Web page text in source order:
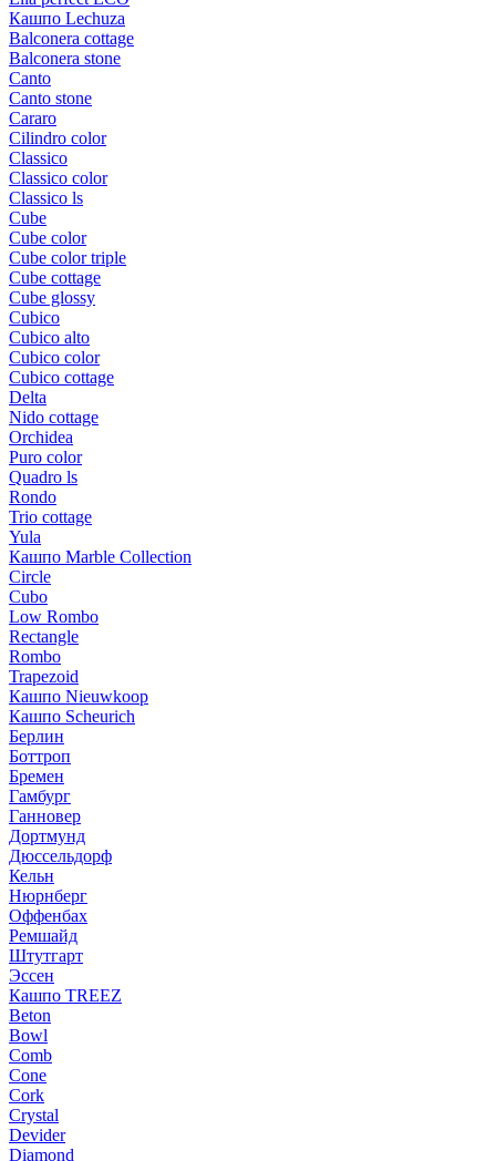
Кашпо Lechuza
Balconera cottage
Balconera stone
Canto
Canto stone
Cararo
Cilindro color
Classico
Classico color
Classico ls
Cube
Cube color
Cube color triple
Cube cottage
Cube glossy
Cubico
Cubico alto
Cubico color
Cubico cottage
Delta
Nido cottage
Orchidea
Puro color
Quadro ls
Rondo
Trio cottage
Yula
Кашпо Marble Collection
Circle
Cubo
Low Rombo
Rectangle
Rombo
Trapezoid
Кашпо Nieuwkoop
Кашпо Scheurich
Берлин
Боттроп
Бремен
Гамбург
Ганновер
Дортмунд
Дюссельдорф
Кельн
Нюрнберг
Оффенбах
Ремшайд
Штутгарт
Эссен
Кашпо TREEZ
Beton
Bowl
Comb
Cone
Cork
Crystal
Devider
Diamond